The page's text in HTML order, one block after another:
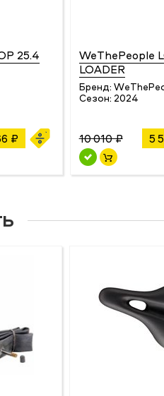
25.4
₽
WeThePeople
LOADER
Бренд:
Сезон: 2024
10 010 ₽ 5